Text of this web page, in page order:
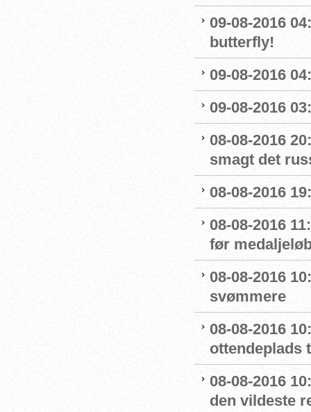
09-08-2016
butterfly!
09-08-2016
09-08-2016
08-08-2016
smagt det
08-08-2016
08-08-2016
før
08-08-2016
svømmere
08-08-2016
ottendeplads
08-08-2016
den vildeste